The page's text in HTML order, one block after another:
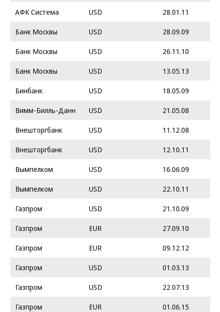
АФК Система
USD
28.01.11
Банк Москвы
USD
28.09.09
Банк Москвы
USD
26.11.10
Банк Москвы
USD
13.05.13
Бинбанк
USD
18.05.09
Вимм-Билль-Данн
USD
21.05.08
Внешторгбанк
USD
11.12.08
Внешторгбанк
USD
12.10.11
Вымпелком
USD
16.06.09
Вымпелком
USD
22.10.11
Газпром
USD
21.10.09
Газпром
EUR
27.09.10
Газпром
EUR
09.12.12
Газпром
USD
01.03.13
Газпром
USD
22.07.13
Газпром
EUR
01.06.15